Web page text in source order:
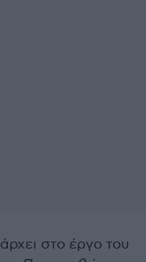
στο έργο του